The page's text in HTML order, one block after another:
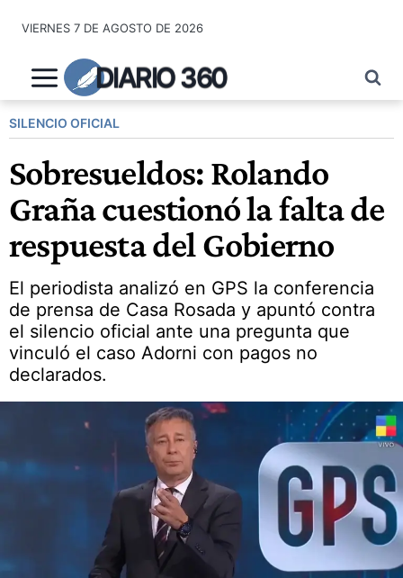
contenido
VIERNES 7 DE AGOSTO DE 2026
DIARIO 360
SILENCIO OFICIAL
Sobresueldos: Rolando
Graña cuestionó la falta de
respuesta del Gobierno
El periodista analizó en GPS la conferencia
de prensa de Casa Rosada y apuntó contra
el silencio oficial ante una pregunta que
vinculó el caso Adorni con pagos no
declarados.